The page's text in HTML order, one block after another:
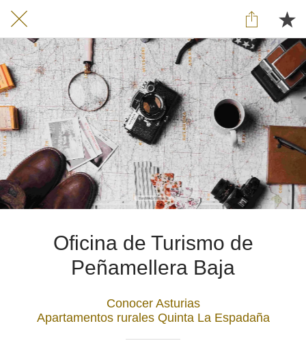
Oficina de Turismo de
Peñamellera Baja
Conocer Asturias
Apartamentos rurales Quinta La Espadaña